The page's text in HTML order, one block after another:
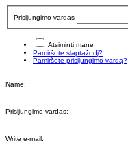
Prisijungimo vardas
Atsiminti mane
Pamiršote slaptažodį?
Pamiršote prisijungimo vardą?
Name:
Prisijungimo vardas:
Write e-mail: